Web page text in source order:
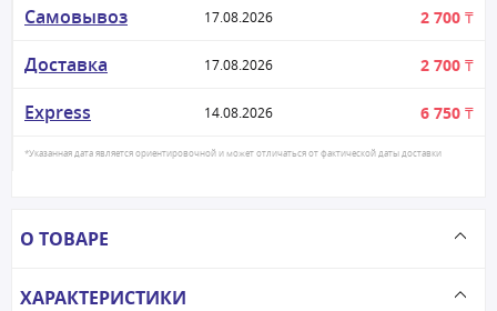
Самовывоз 17.08.2026 2 700 ₸
Доставка 17.08.2026 2 700 ₸
Express 14.08.2026 6 750 ₸
*Указанная дата является ориентировочной и может отличаться от фактической даты доставки
О ТОВАРЕ
ХАРАКТЕРИСТИКИ